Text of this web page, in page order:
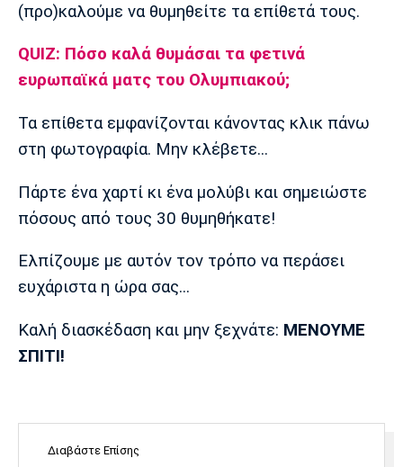
Ίντερ Μίλαν Μπάγερν
Μπορούσια
Ντόρτμουντ
Παρί Σεν
Ζερμέν
Μαρσέιγ
Μονακό
Ερυθρός
(προ)καλούμε να θυμηθείτε τα επίθετά τους.
QUIZ: Πόσο καλά θυμάσαι τα φετινά
ευρωπαϊκά ματς του Ολυμπιακού;
Τα επίθετα εμφανίζονται κάνοντας κλικ πάνω
στη φωτογραφία. Μην κλέβετε...
Πάρτε ένα χαρτί κι ένα μολύβι και σημειώστε
πόσους από τους 30 θυμηθήκατε!
Ελπίζουμε με αυτόν τον τρόπο να περάσει
ευχάριστα η ώρα σας...
Καλή διασκέδαση και μην ξεχνάτε: ΜΕΝΟΥΜΕ
ΣΠΙΤΙ!
Διαβάστε Επίσης